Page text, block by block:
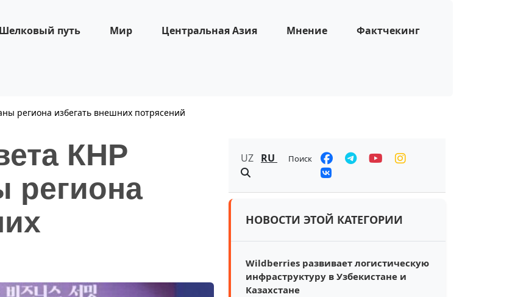
Шелковый путь Мир Центральная Азия Мнение Фактчекинг
региона избегать внешних потрясений
КНР
региона
UZ RU Поиск
НОВОСТИ ЭТОЙ КАТЕГОРИИ
Wildberries развивает логистическую
инфраструктуру в Узбекистане и
Казахстане